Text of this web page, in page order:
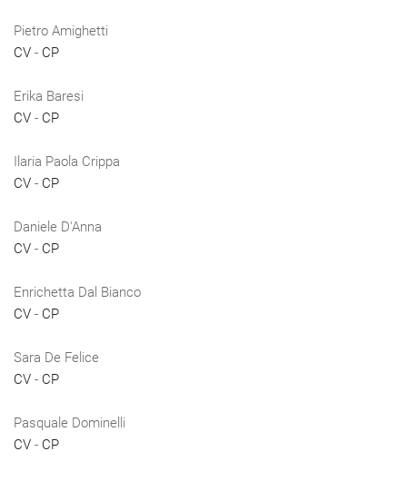
Pietro Amighetti
CV - CP
Erika Baresi
CV - CP
Ilaria Paola Crippa
CV - CP
Daniele D'Anna
CV - CP
Enrichetta Dal Bianco
CV - CP
Sara De Felice
CV - CP
Pasquale Dominelli
CV - CP